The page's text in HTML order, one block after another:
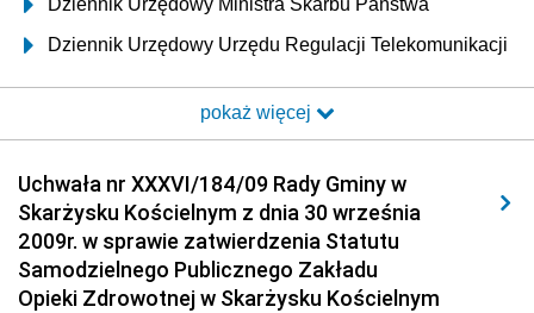
Dziennik Urzędowy Urzędu Regulacji Telekomunikacji
Dziennik Urzędowy Ministra Transportu i Budownictwa
Elektronicznej
Dziennik Urzędowy Ministra Spraw Wewnętrznych i
Administracji
Dziennik Urzędowy Ministra Transportu
pokaż więcej
Uchwała nr XXXVI/184/09 Rady Gminy w
Skarżysku Kościelnym z dnia 30 września
2009r. w sprawie zatwierdzenia Statutu
Samodzielnego Publicznego Zakładu
Opieki Zdrowotnej w Skarżysku Kościelnym